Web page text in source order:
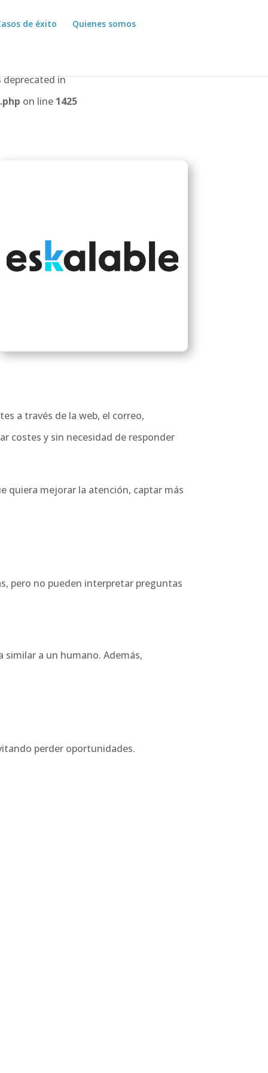
de éxito Quienes somos
deprecated in
on line 1425
a través de la web, el correo,
costes y sin necesidad de responder
quiera mejorar la atención, captar más
pero no pueden interpretar preguntas
a un humano. Además,
perder oportunidades.